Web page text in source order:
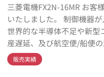
三菱電機FX2N-16MR お客
いたしました。 制御機器
世界的な半導体不足や新
産遅延、及び航空便/船便
販売実績